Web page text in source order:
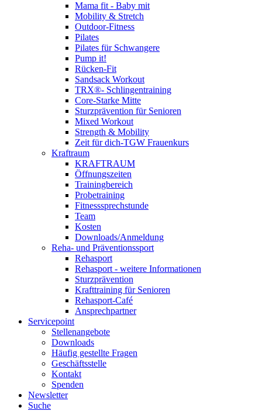
Mama fit - Baby mit
Mobility & Stretch
Outdoor-Fitness
Pilates
Pilates für Schwangere
Pump it!
Rücken-Fit
Sandsack Workout
TRX®- Schlingentraining
Core-Starke Mitte
Sturzprävention für Senioren
Mixed Workout
Strength & Mobility
Zeit für dich-TGW Frauenkurs
Kraftraum
KRAFTRAUM
Öffnungszeiten
Trainingbereich
Probetraining
Fitnesssprechstunde
Team
Kosten
Downloads/Anmeldung
Reha- und Präventionssport
Rehasport
Rehasport - weitere Informationen
Sturzprävention
Krafttraining für Senioren
Rehasport-Café
Ansprechpartner
Servicepoint
Stellenangebote
Downloads
Häufig gestellte Fragen
Geschäftsstelle
Kontakt
Spenden
Newsletter
Suche